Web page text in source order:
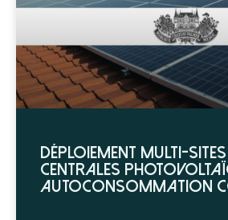
Déploiement multi-sites
centrales
autoconsommation